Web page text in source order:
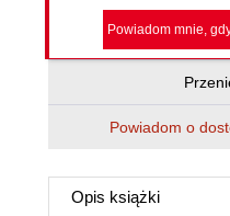
Powiadom mnie,
Powiadom o
Opis książki